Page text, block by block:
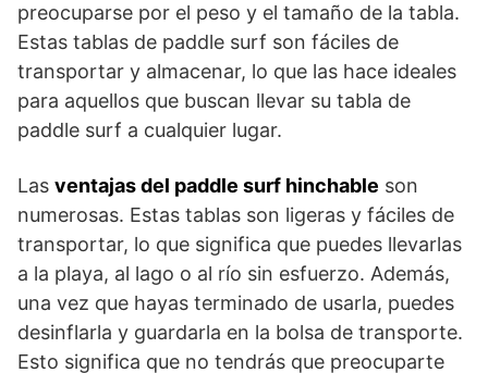
preocuparse por el peso y el tamaño de la tabla.
Estas tablas de paddle surf son fáciles de
transportar y almacenar, lo que las hace ideales
para aquellos que buscan llevar su tabla de
paddle surf a cualquier lugar.
Las ventajas del paddle surf hinchable son
numerosas. Estas tablas son ligeras y fáciles de
transportar, lo que significa que puedes llevarlas
a la playa, al lago o al río sin esfuerzo. Además,
una vez que hayas terminado de usarla, puedes
desinflarla y guardarla en la bolsa de transporte.
Esto significa que no tendrás que preocuparte